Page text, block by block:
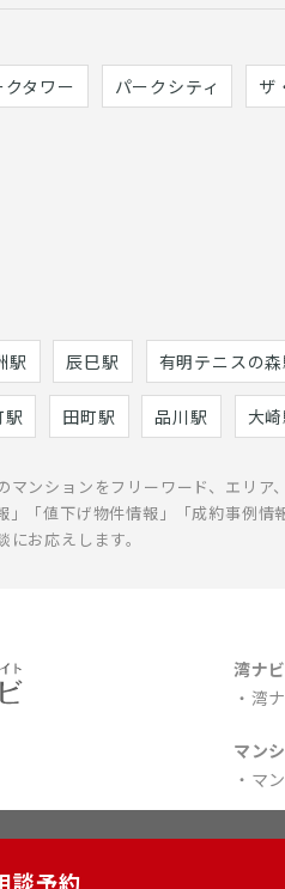
談予約
クタワー パークシティ ザ
駅 辰巳駅 有明テニスの森
駅 田町駅 品川駅 大
マンションをフリーワード、エリ
「値下げ物件情報」「成約事例
お応えします。
湾ナ
湾
マン
マ